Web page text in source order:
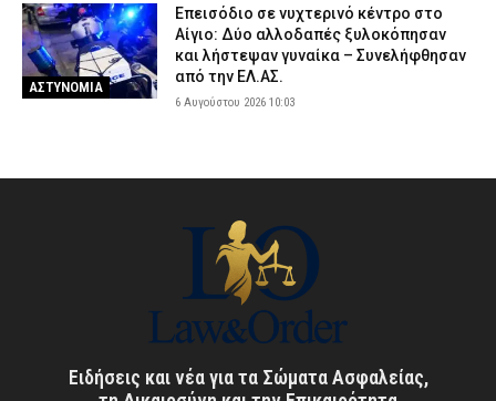
ΑΣΤΥΝΟΜΙΑ
Επεισόδιο σε νυχτερινό κέντρο στο
Αίγιο: Δύο αλλοδαπές ξυλοκόπησαν
και λήστεψαν γυναίκα – Συνελήφθησαν
από την ΕΛ.ΑΣ.
6 Αυγούστου 2026 10:03
Ειδήσεις και νέα για τα Σώματα Ασφαλείας,